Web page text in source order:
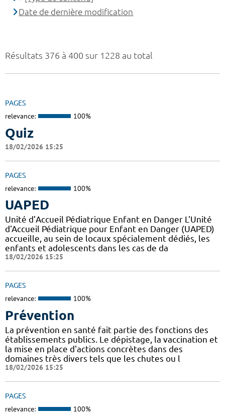
Résultats 376 à 400 sur 1228 au total
PAGES
relevance: 100%
Quiz
18/02/2026 15:25
PAGES
relevance: 100%
UAPED
Unité d’Accueil Pédiatrique Enfant en Danger L'Unité
d'Accueil Pédiatrique pour Enfant en Danger (UAPED)
accueille, au sein de locaux spécialement dédiés, les
enfants et adolescents dans les cas de da
18/02/2026 15:25
PAGES
relevance: 100%
Prévention
La prévention en santé fait partie des fonctions des
établissements publics. Le dépistage, la vaccination et
la mise en place d'actions concrètes dans des
domaines très divers tels que les chutes ou l
18/02/2026 15:25
PAGES
relevance: 100%
Date de dernière modification